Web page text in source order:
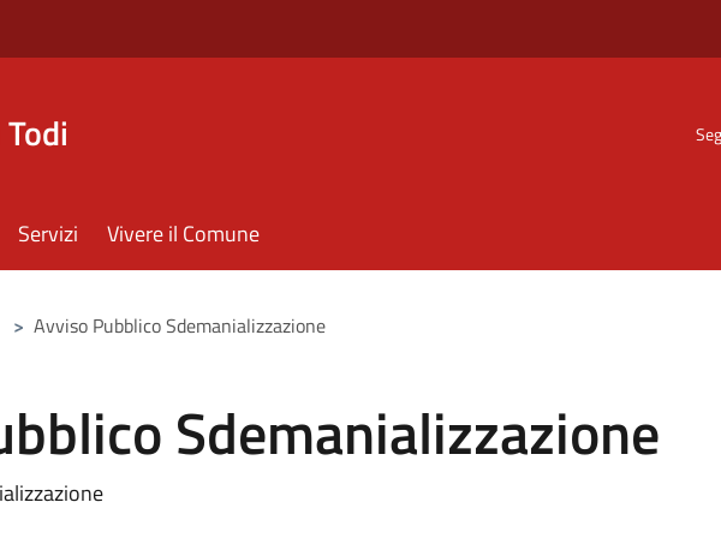
Servizi Vivere il Comune
> Avviso Pubblico Sdemanializzazione
Sdemanializzazione